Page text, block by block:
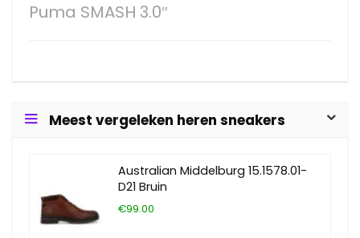
Puma SMASH 3.0″
Meest vergeleken heren sneakers
Australian Middelburg 15.1578.01-
D21 Bruin
€99.00